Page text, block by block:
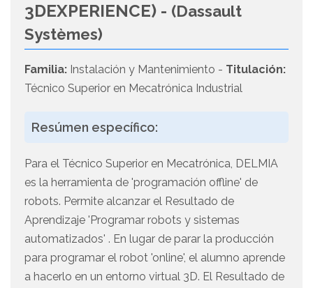
3DEXPERIENCE) - (Dassault
Systèmes)
Familia: Instalación y Mantenimiento - Titulación:
Técnico Superior en Mecatrónica Industrial
Resúmen específico:
Para el Técnico Superior en Mecatrónica, DELMIA
es la herramienta de 'programación offline' de
robots. Permite alcanzar el Resultado de
Aprendizaje 'Programar robots y sistemas
automatizados' . En lugar de parar la producción
para programar el robot 'online', el alumno aprende
a hacerlo en un entorno virtual 3D. El Resultado de